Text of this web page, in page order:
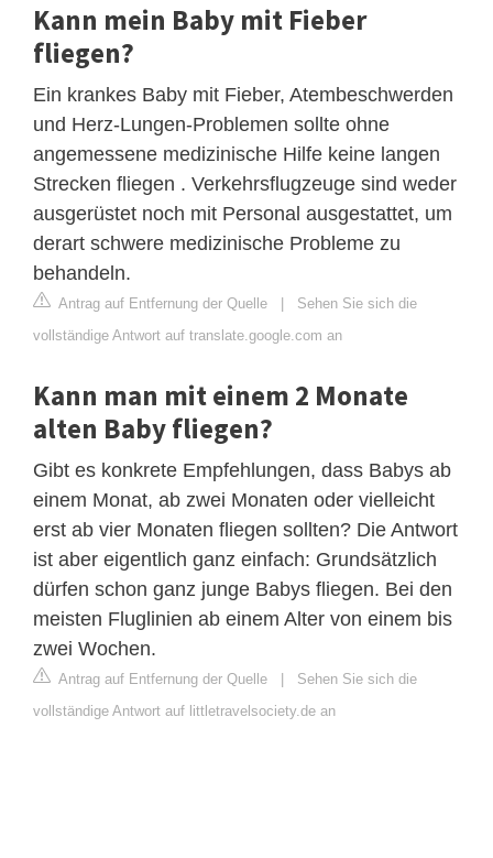
Kann mein Baby mit Fieber
fliegen?
Ein krankes Baby mit Fieber, Atembeschwerden
und Herz-Lungen-Problemen sollte ohne
angemessene medizinische Hilfe keine langen
Strecken fliegen . Verkehrsflugzeuge sind weder
ausgerüstet noch mit Personal ausgestattet, um
derart schwere medizinische Probleme zu
behandeln.
Antrag auf Entfernung der Quelle | Sehen Sie sich die
vollständige Antwort auf translate.google.com an
Kann man mit einem 2 Monate
alten Baby fliegen?
Gibt es konkrete Empfehlungen, dass Babys ab
einem Monat, ab zwei Monaten oder vielleicht
erst ab vier Monaten fliegen sollten? Die Antwort
ist aber eigentlich ganz einfach: Grundsätzlich
dürfen schon ganz junge Babys fliegen. Bei den
meisten Fluglinien ab einem Alter von einem bis
zwei Wochen.
Antrag auf Entfernung der Quelle | Sehen Sie sich die
vollständige Antwort auf littletravelsociety.de an